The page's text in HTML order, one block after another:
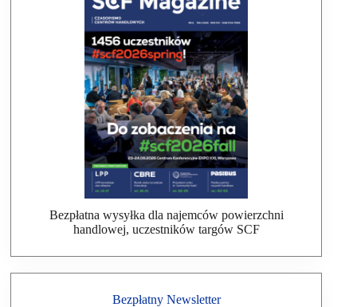
Bezpłatna wysyłka dla najemców powierzchni
handlowej, uczestników targów SCF
Bezpłatny Newsletter